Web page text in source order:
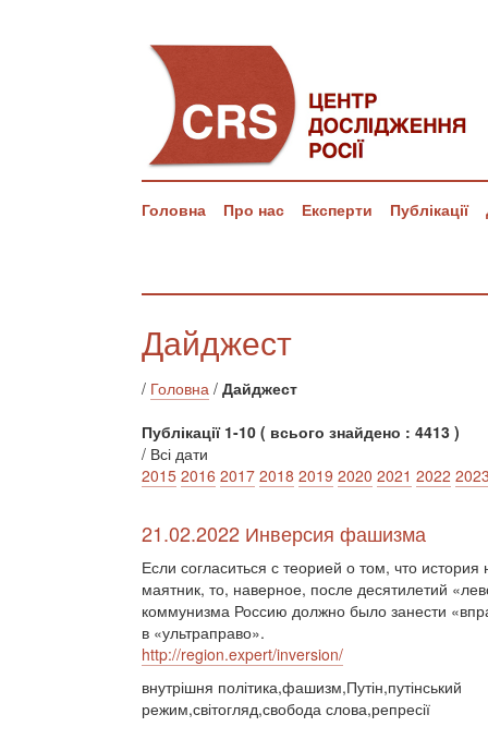
Головна Про нас Експерти Публікації
Дайджест
/ Головна / Дайджест
Публікації 1-10 ( всього знайдено : 4413 )
/ Всі дати
2015 2016 2017 2018 2019 2020 2021 2022
21.02.2022 Инверсия фашизма
Если согласиться с теорией о том, что
маятник, то, наверное, после десятилетий
коммунизма Россию должно было занести
в «ультраправо».
http://region.expert/inversion/
внутрішня політика,фашизм,Путін,путінський
режим,світогляд,свобода слова,репресії